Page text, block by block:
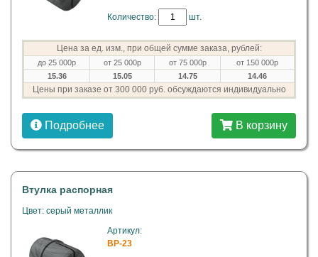
Количество: шт.
Цена за ед. изм., при общей сумме заказа, рублей:
до 25 000р от 25 000р от 75 000р
от 150 000р
15.36
15.05 14.75 14.46
Цены при заказе от 300 000 руб. обсуждаются индивидуально
Подробнее В корзину
Втулка распорная
Цвет: серый металлик
Артикул:
ВР-23